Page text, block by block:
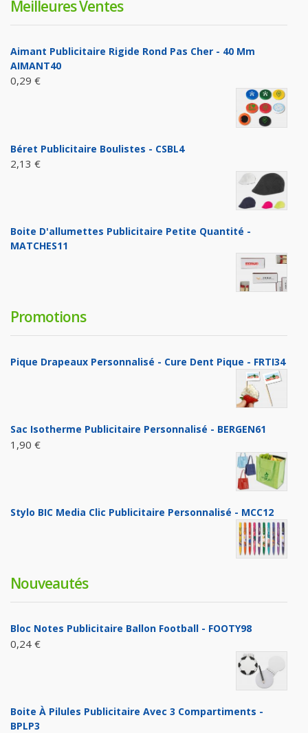
Meilleures Ventes
Aimant Publicitaire Rigide Rond Pas Cher - 40 Mm
AIMANT40
0,29 €
Béret Publicitaire Boulistes - CSBL4
2,13 €
Boite D'allumettes Publicitaire Petite Quantité -
MATCHES11
Promotions
Pique Drapeaux Personnalisé - Cure Dent Pique - FRTI34
Sac Isotherme Publicitaire Personnalisé - BERGEN61
1,90 €
Stylo BIC Media Clic Publicitaire Personnalisé - MCC12
Nouveautés
Bloc Notes Publicitaire Ballon Football - FOOTY98
0,24 €
Boite À Pilules Publicitaire Avec 3 Compartiments -
BPLP3